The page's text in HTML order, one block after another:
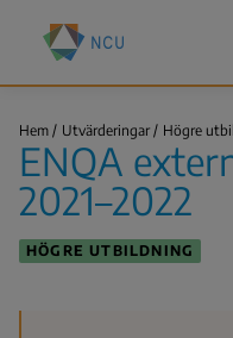
huvudinnehåll
Nationella
centret
för
(NCU)
Länkstig
Hem Utvärderingar Högre
ENQA
2021–2022
HÖGRE UTBILDNING